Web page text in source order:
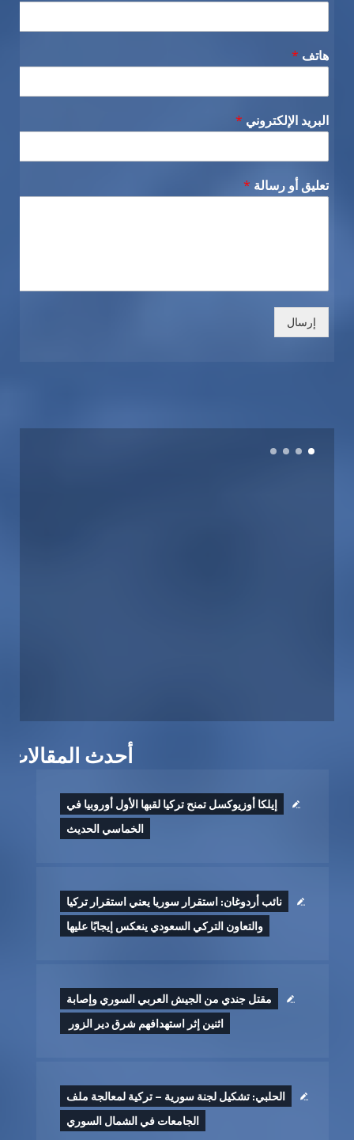
هاتف *
البريد الإلكتروني *
تعليق أو رسالة *
إرسال
أحدث المقالات
إيلكا أوزيوكسل تمنح تركيا لقبها الأول أوروبيا في
الخماسي الحديث
نائب أردوغان: استقرار سوريا يعني استقرار تركيا
والتعاون التركي السعودي ينعكس إيجابًا عليها
مقتل جندي من الجيش العربي السوري وإصابة
اثنين إثر ‏استهدافهم شرق دير الزور ‏
الحلبي: تشكيل لجنة سورية – تركية لمعالجة ملف
الجامعات في الشمال السوري